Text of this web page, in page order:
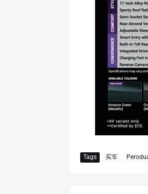
Tags 买车